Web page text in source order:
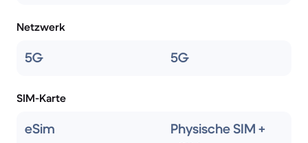
Netzwerk
5G 5G
SIM-Karte
eSim
Physische SIM +